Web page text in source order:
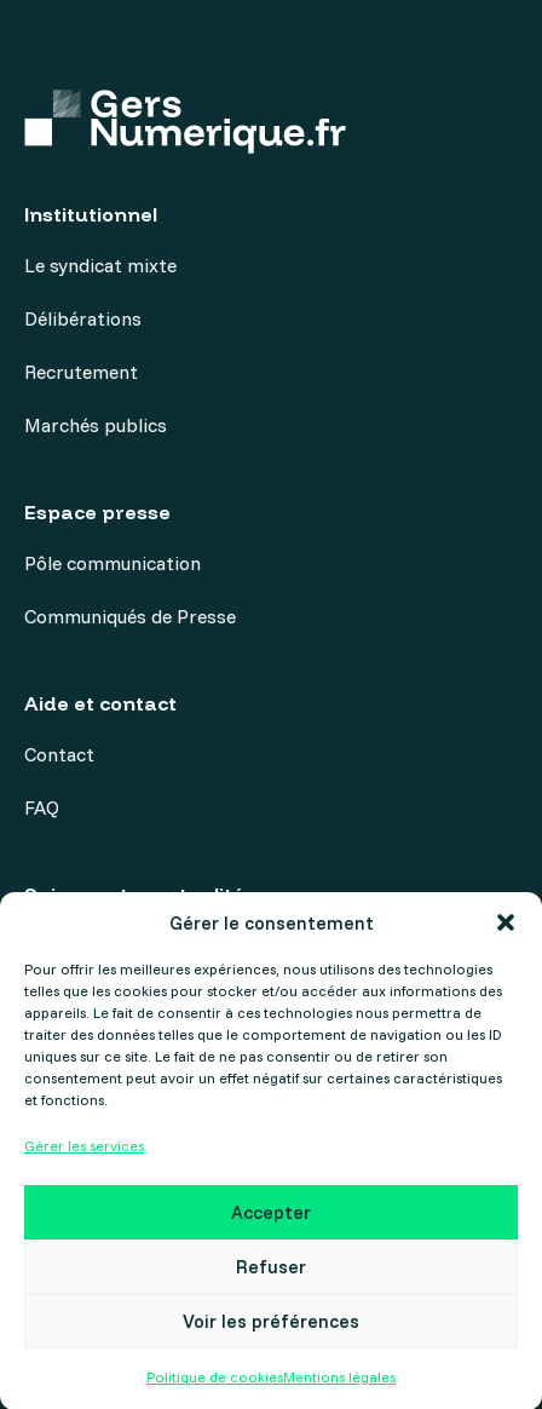
Gérer le consentement
Pour offrir les meilleures expériences, nous utilisons des technologies
telles que les cookies pour stocker et/ou accéder aux informations des
appareils. Le fait de consentir à ces technologies nous permettra de
traiter des données telles que le comportement de navigation ou les ID
uniques sur ce site. Le fait de ne pas consentir ou de retirer son
consentement peut avoir un effet négatif sur certaines caractéristiques
et fonctions.
Gérer les services
Accepter
Refuser
Voir les préférences
Politique de cookiesMentions légales
Institutionnel
Le syndicat mixte
Délibérations
Recrutement
Marchés publics
Espace presse
Pôle communication
Communiqués de Presse
Aide et contact
Contact
FAQ
Suivez notre actualité
Agenda
Politique de confidentialité
Collectif Cosme